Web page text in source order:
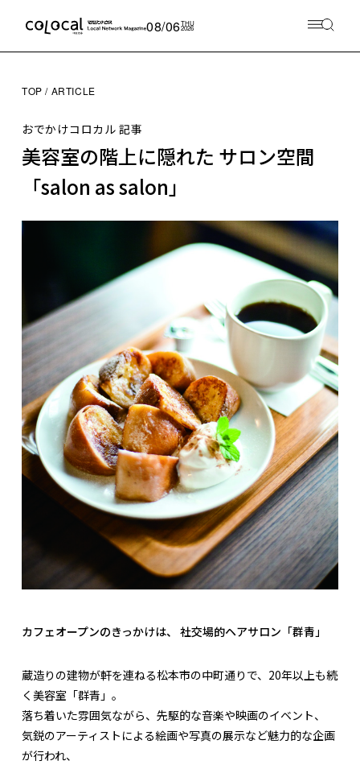
08/06THU
2026
TOP ARTICLE
おでかけコロカル 記事
美容室の階上に隠れた サロン空間
「salon as salon」
カフェオープンのきっかけは、 社交場的ヘアサロン「群青」
蔵造りの建物が軒を連ねる松本市の中町通りで、20年以上も続
く美容室「群青」。
落ち着いた雰囲気ながら、先駆的な音楽や映画のイベント、
気鋭のアーティストによる絵画や写真の展示など魅力的な企画
が行われ、